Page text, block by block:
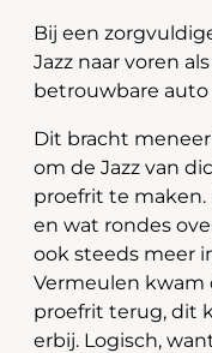
Bij een
Jazz naar voren
betrouwbare
Dit bracht
om de Jazz van
proefrit te
en wat rondes
ook steeds meer
Vermeulen kwam
proefrit terug, dit
erbij. Logisch,